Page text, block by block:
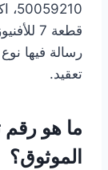
رسالة فيها
تعقيد.
ما هو رقم
الموثوق؟